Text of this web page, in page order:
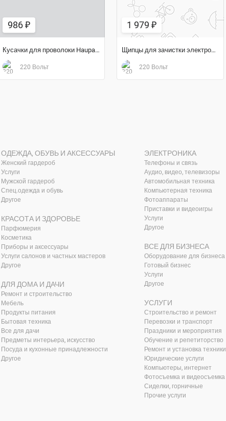
986 ₽
Кусачки для проволоки Haupa 211204
220 Вольт
1 979 ₽
Щипцы для зачистки электропроводов Haupa 210696
220 Вольт
ОДЕЖДА, ОБУВЬ И АКСЕССУАРЫ
Женский гардероб
Услуги
Мужской гардероб
Спец.одежда и обувь
Другое
КРАСОТА И ЗДОРОВЬЕ
Парфюмерия
Косметика
Приборы и аксессуары
Услуги салонов и частных мастеров
Другое
ДЛЯ ДОМА И ДАЧИ
Ремонт и строительство
Мебель
Продукты питания
Бытовая техника
Все для дачи
Предметы интерьера, искусство
Посуда и кухонные принадлежности
Другое
ЭЛЕКТРОНИКА
Телефоны и связь
Аудио, видео, телевизоры
Автомобильная техника
Компьютерная техника
Фотоаппараты
Приставки и видеоигры
Услуги
Другое
ВСЕ ДЛЯ БИЗНЕСА
Оборудование для бизнеса
Готовый бизнес
Услуги
Другое
УСЛУГИ
Строительство и ремонт
Перевозки и транспорт
Праздники и мероприятия
Обучение и репетиторство
Ремонт и установка техники
Юридические услуги
Компьютеры, интернет
Фотосъемка и видеосъемка
Сиделки, горничные
Прочие услуги